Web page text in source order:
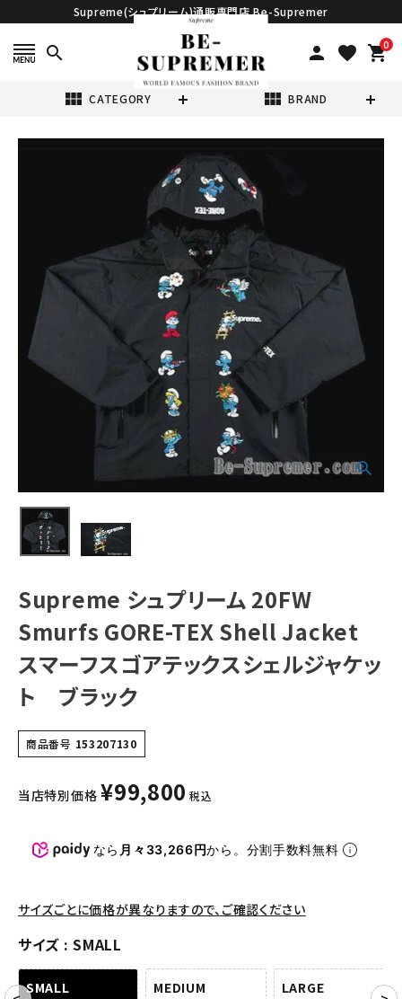
Supreme(シュプリーム)通販専門店 Be-Supremer
search person favorite 0
shopping_cart
view_module CATEGORY view_module BRAND
Supreme シュプ
リーム 20FW
Smurfs GORE-
Jacket スマーフ
¥99,800 (税込)
Tシャツ・ロングスリーブ
パーカー・トレーナー
ジャケット・アウター
キャップ・ハット
ニット帽・ビーニー
バックパック・リュック
その他バッグ類
アクセサリー
CONTENTS
Supreme シュプリーム 20FW
Smurfs GORE-TEX Shell Jacket
スマーフスゴアテックスシェルジャケッ
ト ブラック
商品番号 153207130
当店特別価格 ¥99,800 税込
なら 月々33,266円から。分割手数料無料
サイズごとに価格が異なりますので、ご確認ください
サイズ SMALL
SMALL MEDIUM LARGE